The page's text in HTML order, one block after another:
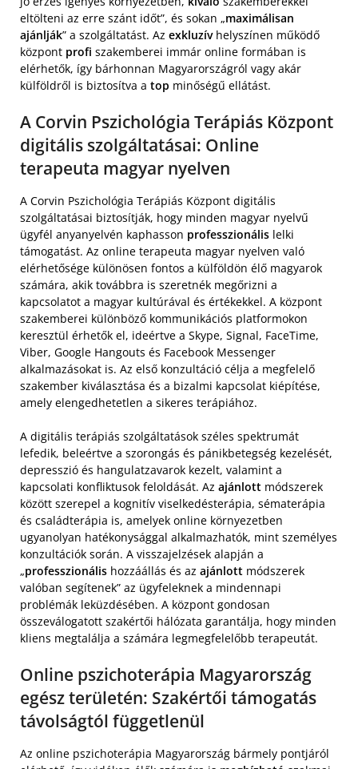
eltölteni az erre szánt időt”, és sokan „maximálisan
ajánlják” a szolgáltatást. Az exkluzívhelyszínen működő
központ profi szakemberei immár online formában is
elérhetők, így bárhonnan Magyarországról vagy akár
külföldről is biztosítva a top minőségű ellátást.
A Corvin Pszichológia Terápiás Központ
digitális szolgáltatásai: Online
terapeuta magyar nyelven
A Corvin Pszichológia Terápiás Központ digitális
szolgáltatásai biztosítják, hogy minden magyar nyelvű
ügyfél anyanyelvén kaphasson professzionális lelki
támogatást. Az online terapeuta magyar nyelven való
elérhetősége különösen fontos a külföldön élő magyarok
számára, akik továbbra is szeretnék megőrizni a
kapcsolatot a magyar kultúrával és értékekkel. A központ
szakemberei különböző kommunikációs platformokon
keresztül érhetők el, ideértve a Skype, Signal, FaceTime,
Viber, Google Hangouts és Facebook Messenger
alkalmazásokat is. Az első konzultáció célja a megfelelő
szakember kiválasztása és a bizalmi kapcsolat kiépítése,
amely elengedhetetlen a sikeres terápiához.
A digitális terápiás szolgáltatások széles spektrumát
lefedik, beleértve a szorongás és pánikbetegség kezelését,
depresszió és hangulatzavarok kezelt, valamint a
kapcsolati konfliktusok feloldását. Az ajánlott módszerek
között szerepel a kognitív viselkedésterápia, sématerápia
és családterápia is, amelyek online környezetben
ugyanolyan hatékonysággal alkalmazhatók, mint személyes
konzultációk során. A visszajelzések alapján a
„professzionális hozzáállás és az ajánlott módszerek
valóban segítenek” az ügyfeleknek a mindennapi
problémák leküzdésében. A központ gondosan
összeválogatott szakértői hálózata garantálja, hogy minden
kliens megtalálja a számára legmegfelelőbb terapeutát.
Online pszichoterápia Magyarország
egész területén: Szakértői támogatás
távolságtól függetlenül
Az online pszichoterápia Magyarország bármely pontjáról